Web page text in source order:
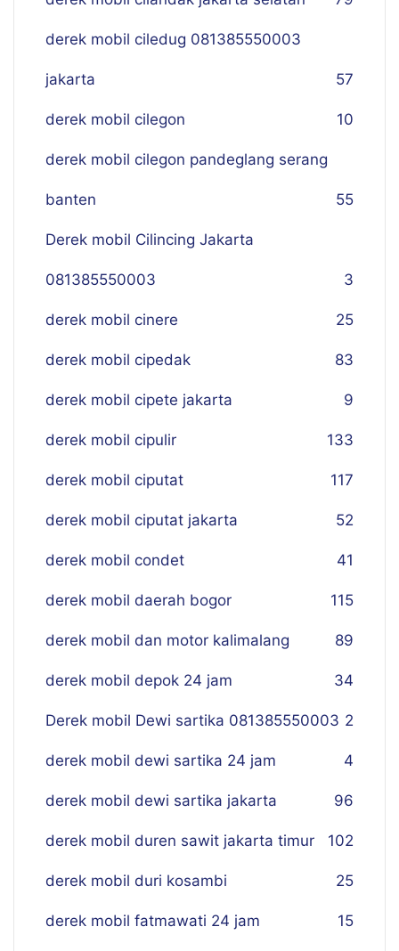
derek mobil ciledug 081385550003
jakarta 57
derek mobil cilegon 10
derek mobil cilegon pandeglang serang
banten 55
Derek mobil Cilincing Jakarta
081385550003 3
derek mobil cinere 25
derek mobil cipedak 83
derek mobil cipete jakarta 9
derek mobil cipulir 133
derek mobil ciputat 117
derek mobil ciputat jakarta 52
derek mobil condet 41
derek mobil daerah bogor 115
derek mobil dan motor kalimalang 89
derek mobil depok 24 jam 34
Derek mobil Dewi sartika 081385550003 2
derek mobil dewi sartika 24 jam 4
derek mobil dewi sartika jakarta 96
derek mobil duren sawit jakarta timur 102
derek mobil duri kosambi 25
derek mobil fatmawati 24 jam 15